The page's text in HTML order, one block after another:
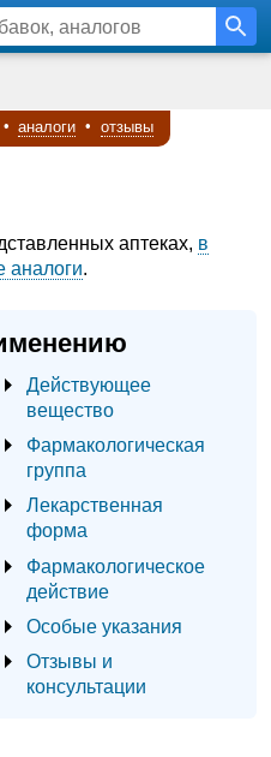
• аналоги • отзывы
аптеках, в
аналоги.
Действующее
вещество
Фармакологическая
группа
Лекарственная
форма
Фармакологическое
действие
Особые указания
Отзывы и
консультации